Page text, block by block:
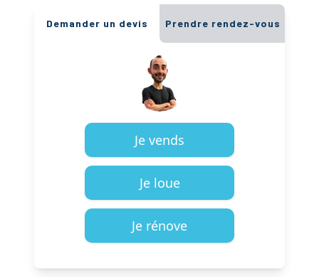
Demander un devis Prendre rendez-vous
Je vends
Je loue
Je rénove